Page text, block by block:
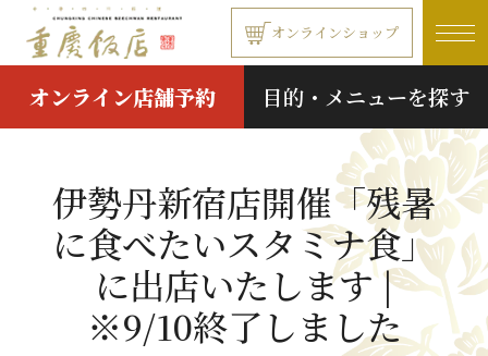
本文へ移動する オンラインショップ
オンライン店舗予約 目的・メニューを探す
伊勢丹新宿店開催「残暑
に食べたいスタミナ食」
に出店いたします |
※9/10終了しました